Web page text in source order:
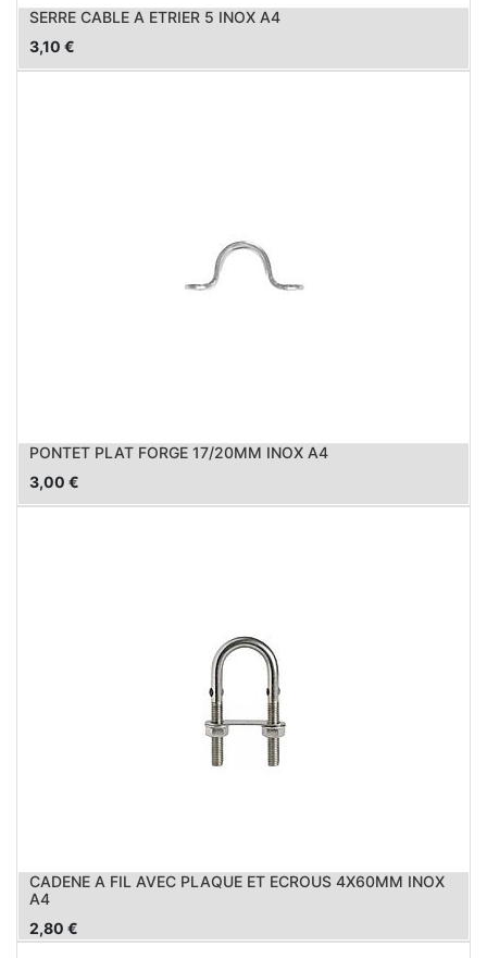
SERRE CABLE A ETRIER 5 INOX A4
3,10 €
PONTET PLAT FORGE 17/20MM INOX A4
3,00 €
CADENE A FIL AVEC PLAQUE ET ECROUS 4X60MM INOX
A4
2,80 €